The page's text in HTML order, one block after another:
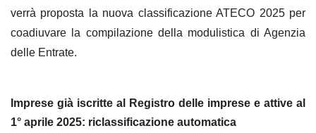
verrà proposta la nuova classificazione ATECO 2025 per
coadiuvare la compilazione della modulistica di Agenzia
delle Entrate.
Imprese già iscritte al Registro delle imprese e attive al
1° aprile 2025: riclassificazione automatica